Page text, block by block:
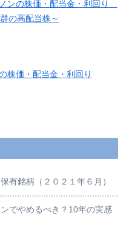
ンの株価・配当金・利回り
の高配当株～
株価・配当金・利回り
有銘柄（２０２１年６月）
でやめるべき？10年の実感